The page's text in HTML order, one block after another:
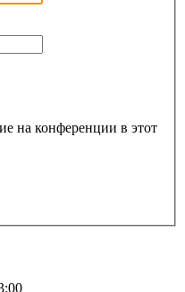
на конференции в этот